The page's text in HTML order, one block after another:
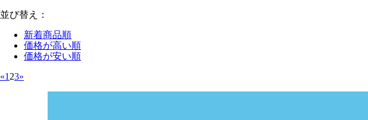
並び替え：
新着商品順
価格が高い順
価格が安い順
«1 23»